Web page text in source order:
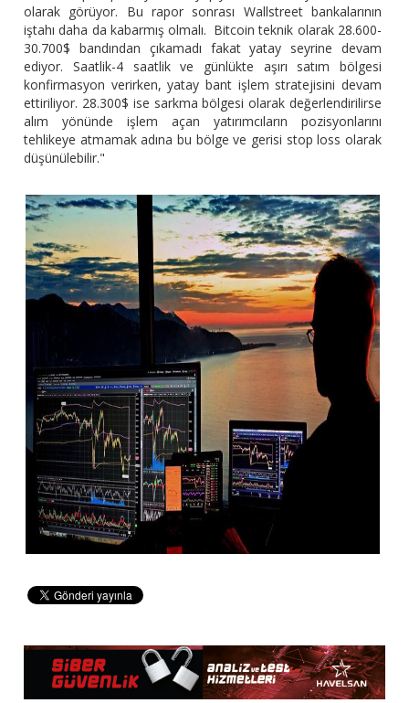
olarak görüyor. Bu rapor sonrası Wallstreet bankalarının
iştahı daha da kabarmış olmalı. Bitcoin teknik olarak 28.600-
30.700$ bandından çıkamadı fakat yatay seyrine devam
ediyor. Saatlik-4 saatlik ve günlükte aşırı satım bölgesi
konfirmasyon verirken, yatay bant işlem stratejisini devam
ettiriliyor. 28.300$ ise sarkma bölgesi olarak değerlendirilirse
alım yönünde işlem açan yatırımcıların pozisyonlarını
tehlikeye atmamak adına bu bölge ve gerisi stop loss olarak
düşünülebilir."